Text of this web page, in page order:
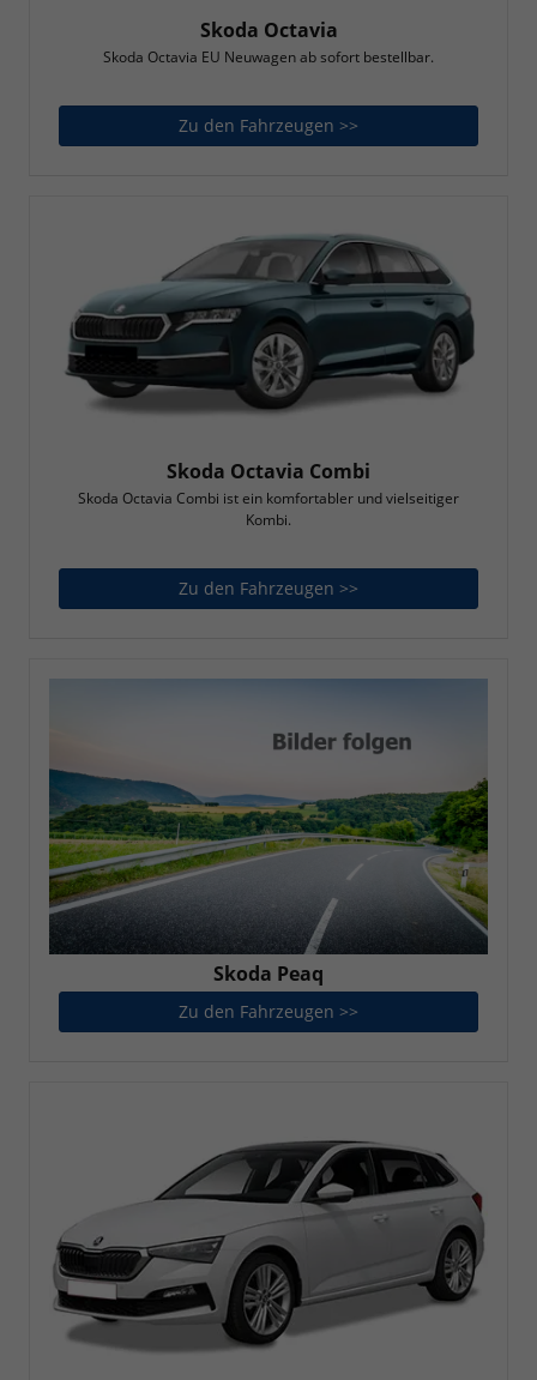
Skoda Octavia
Skoda Octavia EU Neuwagen ab sofort bestellbar.
Zu den Fahrzeugen >>
Skoda Octavia Combi
Skoda Octavia Combi ist ein komfortabler und vielseitiger
Kombi.
Zu den Fahrzeugen >>
Skoda Peaq
Zu den Fahrzeugen >>